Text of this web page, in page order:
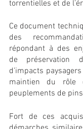
torrentielles et de
Ce document
des
répondant à des
de préservation
d’impacts
maintien du rôle
peuplements de
Fort de ces